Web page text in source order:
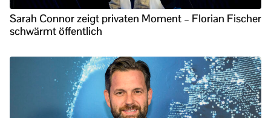
Sarah Connor zeigt privaten Moment – Florian Fischer
schwärmt öffentlich